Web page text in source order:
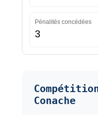
Pénalités concédées
3
Conache